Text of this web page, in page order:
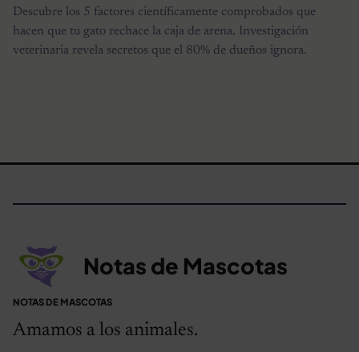
Descubre los 5 factores científicamente comprobados que
hacen que tu gato rechace la caja de arena. Investigación
veterinaria revela secretos que el 80% de dueños ignora.
Notas de Mascotas
NOTAS DE MASCOTAS
Amamos a los animales.